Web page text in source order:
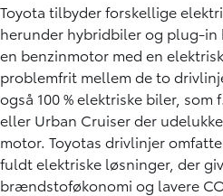
Toyota tilbyder forskellige
herunder hybridbilerog plug-in
en benzinmotor med en
problemfrit mellem de to
også 100 % elektriske biler, som
eller Urban Cruiser der
motor. Toyotas drivlinjer
fuldt elektriske løsninger, der
brændstoføkonomi og lavere